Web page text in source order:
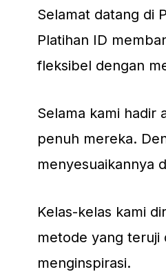
Selamat datang di
Platihan ID
fleksibel dengan
Selama kami hadir
penuh mereka.
menyesuaikannya
Kelas-kelas kami
metode yang teruji
menginspirasi.